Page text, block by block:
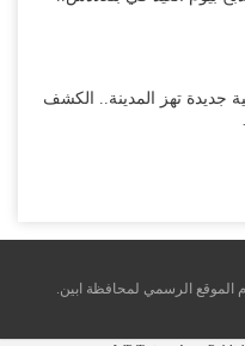
جديدة تهز المدينة.. الكشف